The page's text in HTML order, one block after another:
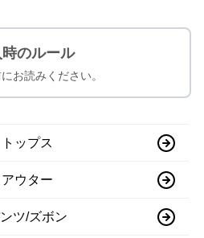
のルール
お読みください。
トップス
アウター
ツ/ズボン